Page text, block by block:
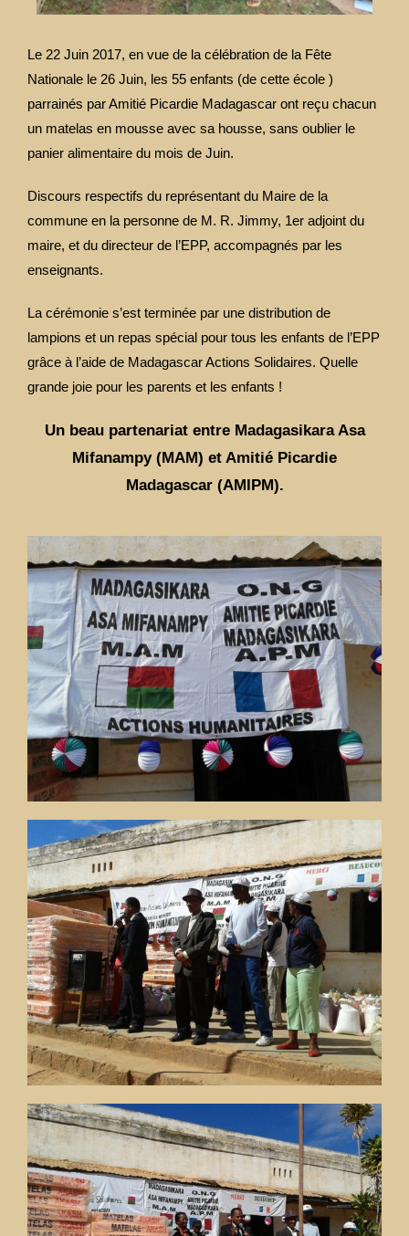
Le 22 Juin 2017, en vue de la célébration de la Fête
Nationale le 26 Juin, les 55 enfants (de cette école )
parrainés par Amitié Picardie Madagascar ont reçu chacun
un matelas en mousse avec sa housse, sans oublier le
panier alimentaire du mois de Juin.
Discours respectifs du représentant du Maire de la
commune en la personne de M. R. Jimmy, 1er adjoint du
maire, et du directeur de l’EPP, accompagnés par les
enseignants.
La cérémonie s’est terminée par une distribution de
lampions et un repas spécial pour tous les enfants de l’EPP
grâce à l’aide de Madagascar Actions Solidaires. Quelle
grande joie pour les parents et les enfants !
Un beau partenariat entre Madagasikara Asa
Mifanampy (MAM) et Amitié Picardie
Madagascar (AMIPM).